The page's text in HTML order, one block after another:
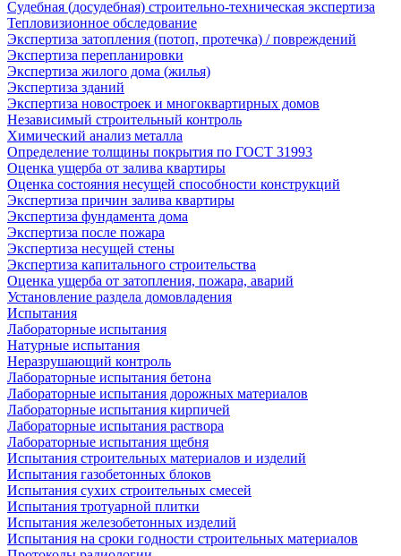
Судебная (досудебная) строительно-техническая экспертиза
Тепловизионное обследование
Экспертиза затопления (потоп, протечка) / повреждений
Экспертиза перепланировки
Экспертиза жилого дома (жилья)
Экспертиза зданий
Экспертиза новостроек и многоквартирных домов
Независимый строительный контроль
Химический анализ металла
Определение толщины покрытия по ГОСТ 31993
Оценка ущерба от залива квартиры
Оценка состояния несущей способности конструкций
Экспертиза причин залива квартиры
Экспертиза фундамента дома
Экспертиза после пожара
Экспертиза несущей стены
Экспертиза капитального строительства
Оценка ущерба от затопления, пожара, аварий
Установление раздела домовладения
Испытания
Лабораторные испытания
Натурные испытания
Неразрушающий контроль
Лабораторные испытания бетона
Лабораторные испытания дорожных материалов
Лабораторные испытания кирпичей
Лабораторные испытания раствора
Лабораторные испытания щебня
Испытания строительных материалов и изделий
Испытания газобетонных блоков
Испытания сухих строительных смесей
Испытания тротуарной плитки
Испытания железобетонных изделий
Испытания на сроки годности строительных материалов